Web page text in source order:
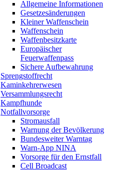
Allgemeine Informationen
Gesetzesänderungen
Kleiner Waffenschein
Waffenschein
Waffenbesitzkarte
Europäischer
Feuerwaffenpass
Sichere Aufbewahrung
Sprengstoffrecht
Kaminkehrerwesen
Versammlungsrecht
Kampfhunde
Notfallvorsorge
Stromausfall
Warnung der Bevölkerung
Bundesweiter Warntag
Warn-App NINA
Vorsorge für den Ernstfall
Cell Broadcast